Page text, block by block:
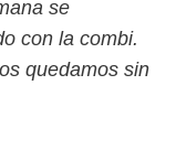
se
con la combi.
quedamos sin